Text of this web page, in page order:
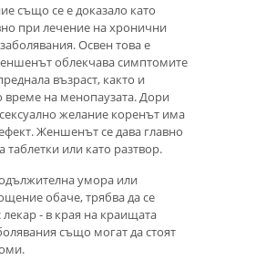
също се е доказало като
при лечение на хронични
Освен това е
облекчава симптомите
възраст, както и
на менопаузата. Дори
желание коренът има
Женшенът се дава главно
таблетки или като разтвор.
умора или
обаче, трябва да се
лекар - в края на краищата
също могат да стоят